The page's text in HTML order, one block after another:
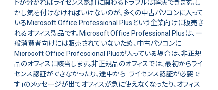
トが分かればライセンス認証に関わるトラブルは解決できます。し
かし気を付けなければいけないのが、多くの中古パソコンに入って
いるMicrosoft Office Professional Plusという企業向けに販売さ
れるオフィス製品です。Microsoft Office Professional Plusは、一
般消費者向けには販売されていないため、中古パソコンに
Microsoft Office Professional Plusが入っている場合は、非正規
品のオフィスに該当します。非正規品のオフィスでは、最初からライ
センス認証ができなかったり、途中から「ライセンス認証が必要で
す」のメッセージが出てオフィスが急に使えなくなったり、オフィス